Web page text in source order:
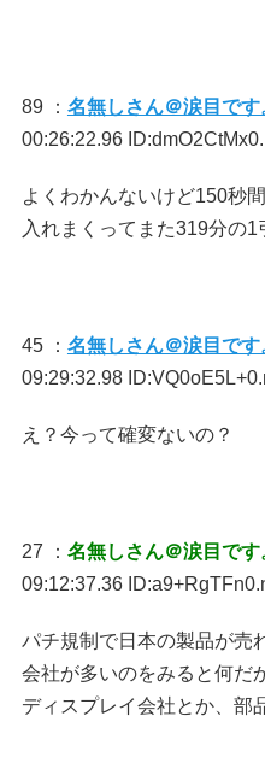
89 ： 名無しさん＠涙目です
00:26:22.96
よくわかんないけど150秒
入れまくってまた319分の1
45 ： 名無しさん＠涙目です
09:29:32.98
え？今って確変ないの？
27 ： 名無しさん＠涙目です
09:12:37.36
パチ規制で日本の製品が売
会社が多いのをみると何だ
ディスプレイ会社とか、部